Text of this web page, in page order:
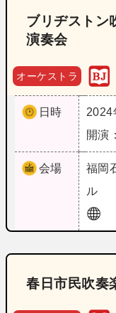
ブリヂスト
演奏会
オーケストラ
日時
2024
開演
会場 福岡
ル
春日市民吹奏